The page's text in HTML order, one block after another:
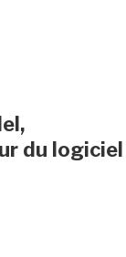
du logiciel